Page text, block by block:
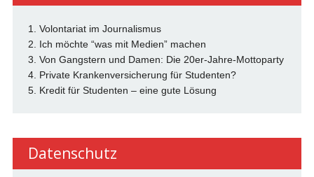
1. Volontariat im Journalismus
2. Ich möchte “was mit Medien” machen
3. Von Gangstern und Damen: Die 20er-Jahre-Mottoparty
4. Private Krankenversicherung für Studenten?
5. Kredit für Studenten – eine gute Lösung
Datenschutz